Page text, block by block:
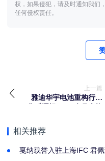
权，如果侵犯，请及时通知我们
任何侵权责任。
上一篇
雅迪华宇电池重构行业
相关推荐
戛纳载誉入驻上海IFC 君